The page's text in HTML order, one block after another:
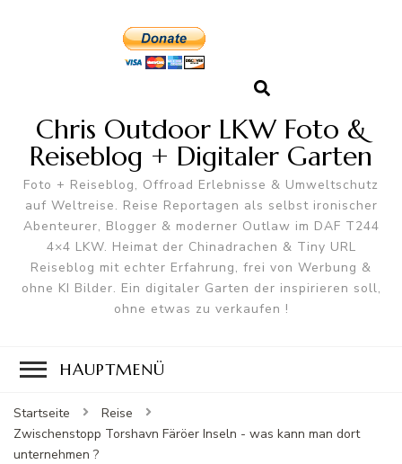
Chris Outdoor LKW Foto &
Reiseblog + Digitaler Garten
Foto + Reiseblog, Offroad Erlebnisse & Umweltschutz
auf Weltreise. Reise Reportagen als selbst ironischer
Abenteurer, Blogger & moderner Outlaw im DAF T244
4×4 LKW. Heimat der Chinadrachen & Tiny URL
Reiseblog mit echter Erfahrung, frei von Werbung &
ohne KI Bilder. Ein digitaler Garten der inspirieren soll,
ohne etwas zu verkaufen !
HAUPTMENÜ
Startseite
Reise
Zwischenstopp Torshavn Färöer Inseln - was kann man dort
unternehmen ?